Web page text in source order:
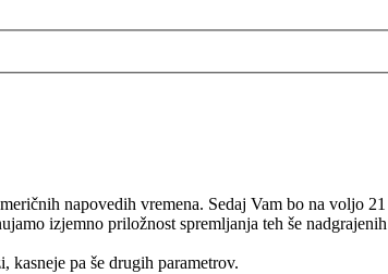
napovedih vremena. Sedaj Vam bo na voljo
izjemno priložnost spremljanja teh še
pa še drugih parametrov.